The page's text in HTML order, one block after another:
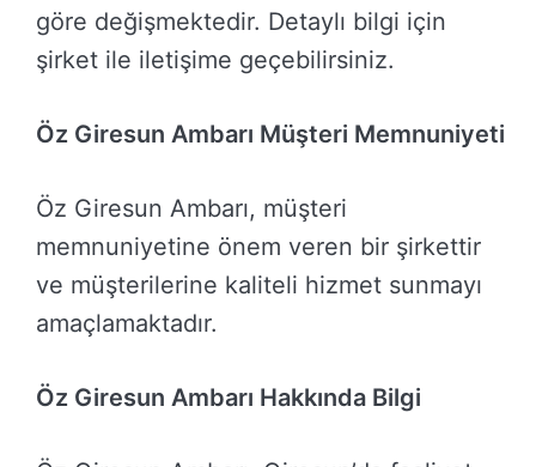
göre değişmektedir. Detaylı bilgi için
şirket ile iletişime geçebilirsiniz.
Öz Giresun Ambarı Müşteri Memnuniyeti
Öz Giresun Ambarı, müşteri
memnuniyetine önem veren bir şirkettir
ve müşterilerine kaliteli hizmet sunmayı
amaçlamaktadır.
Öz Giresun Ambarı Hakkında Bilgi